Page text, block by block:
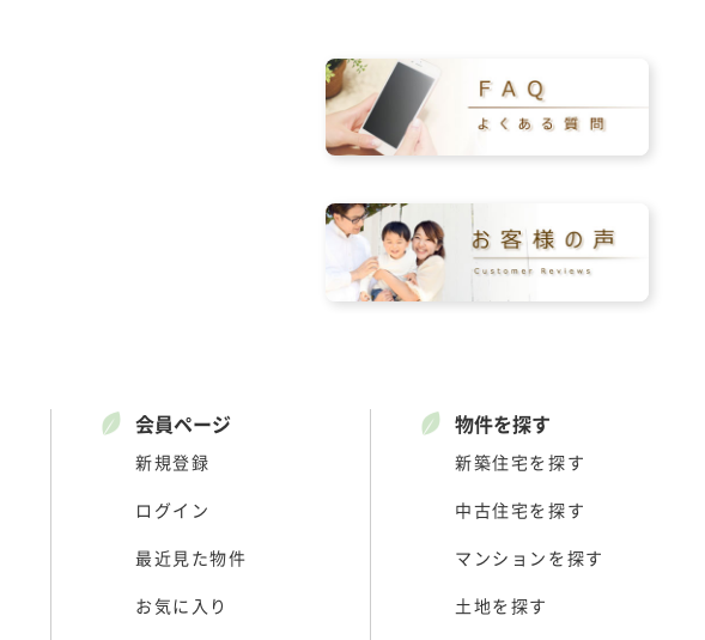
会員ページ
新規登録
ログイン
最近見た物件
お気に入り
物件を探す
新築住宅を探す
中古住宅を探す
マンションを探す
土地を探す